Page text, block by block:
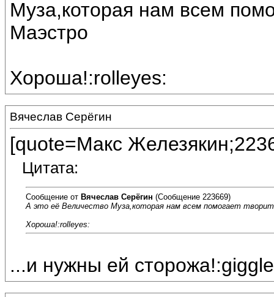
Муза,которая нам всем
Маэстро
Хороша!:rolleyes:
Вячеслав Серёгин
[quote=Макс
Цитата:
Сообщение от Вячеслав Серёгин (Сообщение 223669)
А это её Величество Муза,которая нам всем помогает
Хороша!:rolleyes:
...и нужны ей